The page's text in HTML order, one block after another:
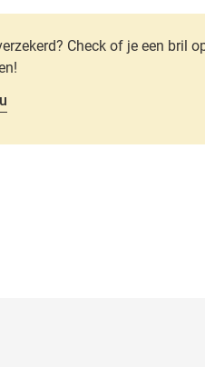
Check of je een bril